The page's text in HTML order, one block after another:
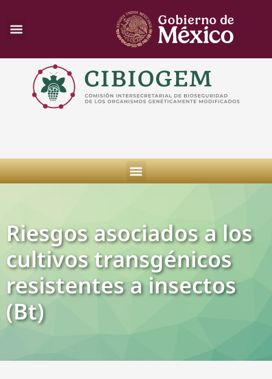
Riesgos asociados a los
cultivos transgénicos
resistentes a insectos
(Bt)